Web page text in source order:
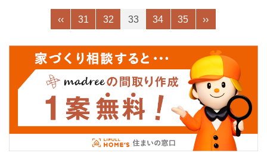
‹‹ 31 32 33 34 35 ››